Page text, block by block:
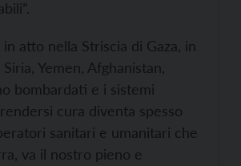
atto nella Striscia di Gaza, in
Yemen, Afghanistan,
bombardati e i sistemi
cura diventa spesso
sanitari e umanitari che
va il nostro pieno e